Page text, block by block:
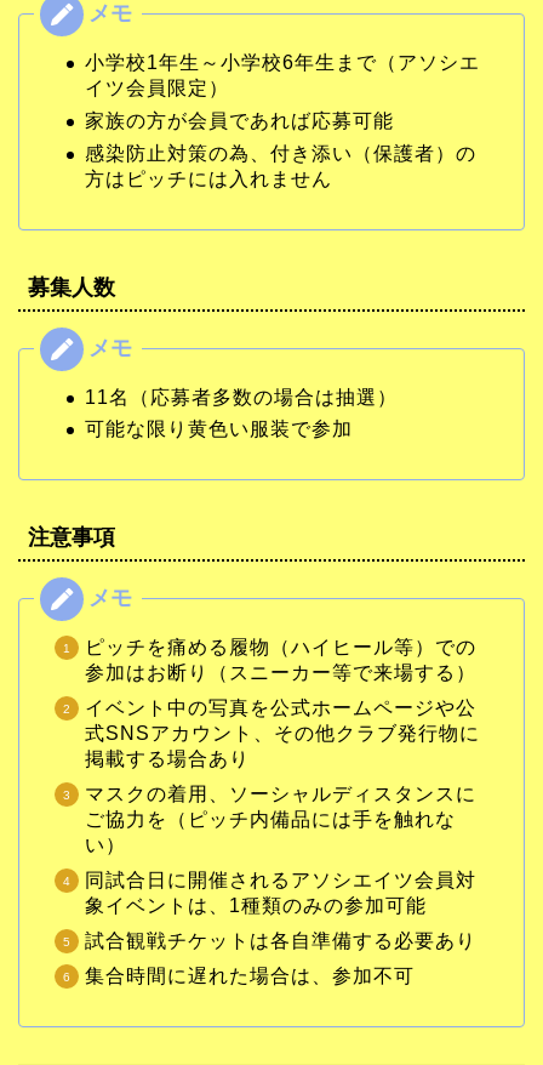
小学校1年生～小学校6年生まで（アソシエ
イツ会員限定）
家族の方が会員であれば応募可能
感染防止対策の為、付き添い（保護者）の
方はピッチには入れません
募集人数
11名（応募者多数の場合は抽選）
可能な限り黄色い服装で参加
注意事項
ピッチを痛める履物（ハイヒール等）での
参加はお断り（スニーカー等で来場する）
イベント中の写真を公式ホームページや公
式SNSアカウント、その他クラブ発行物に
掲載する場合あり
マスクの着用、ソーシャルディスタンスに
ご協力を（ピッチ内備品には手を触れな
い）
同試合日に開催されるアソシエイツ会員対
象イベントは、1種類のみの参加可能
試合観戦チケットは各自準備する必要あり
集合時間に遅れた場合は、参加不可